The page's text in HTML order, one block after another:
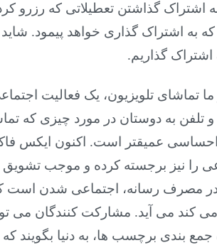
اشتراک گذاشتن تعطیلاتی که رزرو
اشتراک گذاری خواهد پیمود.
گذاریم.
تماشای تلویزیون، یک فعالیت
تلفن به دوستان در مورد چیزی که
عمیقتر است. اکنون ایکس
را نیز برجسته کرده و موجب
مصرف رسانه، اجتماعی شدن است
می آید. مشارکت کنندگان می
بندی برچسب ها، به دنیا بگویند